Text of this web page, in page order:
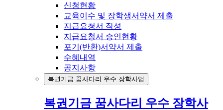
신청현황
교육이수 및 장학생서약서 제출
지급요청서 작성
지급요청서 승인현황
포기(반환)서약서 제출
수혜내역
공지사항
복권기금 꿈사다리 우수 장학사업
복권기금 꿈사다리 우수 장학사